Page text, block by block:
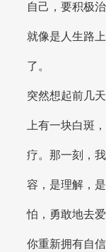
自己，要积极
就像是人生路
了。
突然想起前几
上有一块白斑
疗。那一刻，
容，是理解，
怕，勇敢地去
你重新拥有自